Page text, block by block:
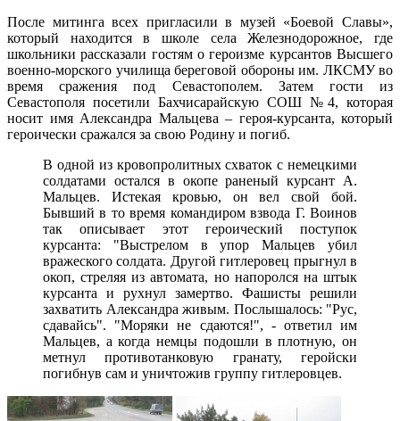
После митинга всех пригласили в музей «Боевой Славы»,
который находится в школе села Железнодорожное, где
школьники рассказали гостям о героизме курсантов Высшего
военно-морского училища береговой обороны им. ЛКСМУ во
время сражения под Севастополем. Затем гости из
Севастополя посетили Бахчисарайскую СОШ №4, которая
носит имя Александра Мальцева – героя-курсанта, который
героически сражался за свою Родину и погиб.
В одной из кровопролитных схваток с немецкими
солдатами остался в окопе раненый курсант А.
Мальцев. Истекая кровью, он вел свой бой.
Бывший в то время командиром взвода Г. Воинов
так описывает этот героический поступок
курсанта: "Выстрелом в упор Мальцев убил
вражеского солдата. Другой гитлеровец прыгнул в
окоп, стреляя из автомата, но напоролся на штык
курсанта и рухнул замертво. Фашисты решили
захватить Александра живым. Послышалось: "Рус,
сдавайсь". "Моряки не сдаются!", - ответил им
Мальцев, а когда немцы подошли в плотную, он
метнул противотанковую гранату, геройски
погибнув сам и уничтожив группу гитлеровцев.